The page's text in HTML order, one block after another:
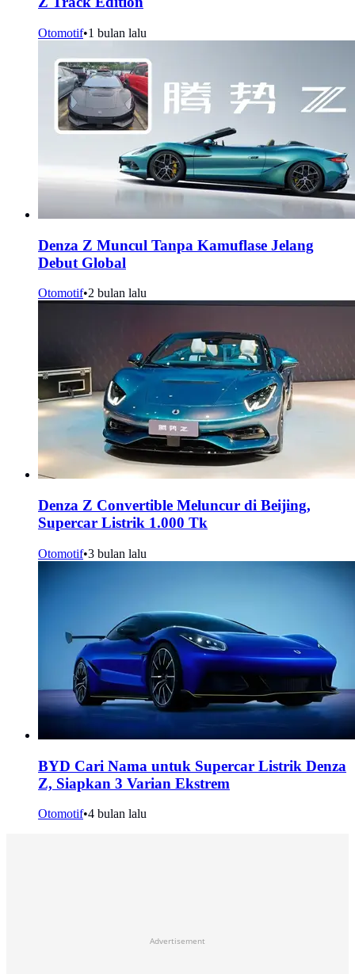
Otomotif•1 bulan lalu
Denza Z Muncul Tanpa Kamuflase Jelang
Debut Global
Otomotif•2 bulan lalu
Denza Z Convertible Meluncur di Beijing,
Supercar Listrik 1.000 Tk
Otomotif•3 bulan lalu
BYD Cari Nama untuk Supercar Listrik Denza
Z, Siapkan 3 Varian Ekstrem
Otomotif•4 bulan lalu
Advertisement